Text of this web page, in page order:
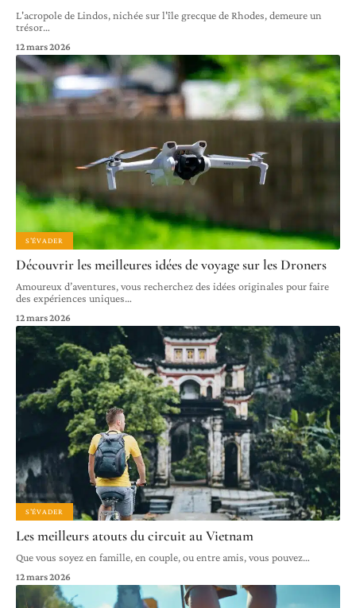
L'acropole de Lindos, nichée sur l'île grecque de Rhodes, demeure un
trésor…
12 mars 2026
S'ÉVADER
Découvrir les meilleures idées de voyage sur les Droners
Amoureux d’aventures, vous recherchez des idées originales pour faire
des expériences uniques…
12 mars 2026
S'ÉVADER
Les meilleurs atouts du circuit au Vietnam
Que vous soyez en famille, en couple, ou entre amis, vous pouvez…
12 mars 2026